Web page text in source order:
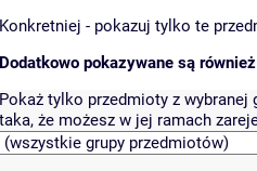
Konkretniej - pokazuj tylko te
Dodatkowo pokazywane są
Pokaż tylko przedmioty z wybranej
taka, że możesz w jej ramach